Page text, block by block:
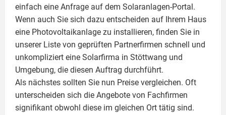
einfach eine Anfrage auf dem Solaranlagen-Portal.
Wenn auch Sie sich dazu entscheiden auf Ihrem Haus
eine Photovoltaikanlage zu installieren, finden Sie in
unserer Liste von geprüften Partnerfirmen schnell und
unkompliziert eine Solarfirma in Stöttwang und
Umgebung, die diesen Auftrag durchführt.
Als nächstes sollten Sie nun Preise vergleichen. Oft
unterscheiden sich die Angebote von Fachfirmen
signifikant obwohl diese im gleichen Ort tätig sind.